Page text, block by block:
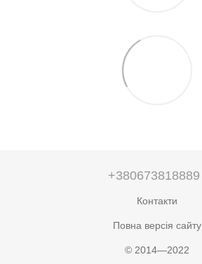
+380673818889
Контакти
Повна версія сайту
© 2014—2022